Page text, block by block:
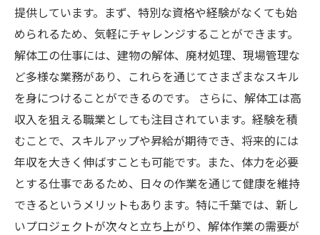
提供しています。まず、特別な資格や経験がなくても始
められるため、気軽にチャレンジすることができます。
解体工の仕事には、建物の解体、廃材処理、現場管理な
ど多様な業務があり、これらを通じてさまざまなスキル
を身につけることができるのです。 さらに、解体工は高
収入を狙える職業としても注目されています。経験を積
むことで、スキルアップや昇給が期待でき、将来的には
年収を大きく伸ばすことも可能です。また、体力を必要
とする仕事であるため、日々の作業を通じて健康を維持
できるというメリットもあります。特に千葉では、新し
いプロジェクトが次々と立ち上がり、解体作業の需要が